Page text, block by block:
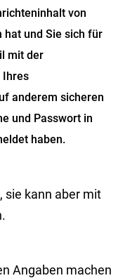
von
hat und Sie sich für
mit der
Ihres
anderem sicheren
und Passwort in
haben.
sie kann aber mit
Angaben machen